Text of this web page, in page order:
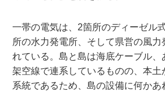
一帯の電気は、2箇所のディーゼル
所の水力発電所、そして県営の風
れている。島と島は海底ケーブル、
架空線で連系しているものの、本土
系統であるため、島の設備に何か